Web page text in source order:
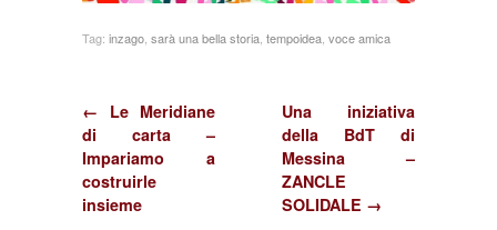
Tag: inzago sarà una bella storia tempoidea voce amica
← Le Meridiane
di carta –
Impariamo a
costruirle
insieme
Una iniziativa
della BdT di
Messina –
ZANCLE
SOLIDALE →